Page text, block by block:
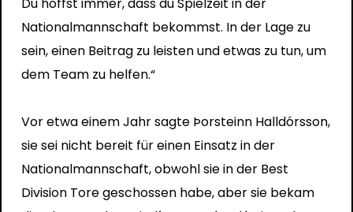
Nationalmannschaft bekommst. In der Lage zu
sein, einen Beitrag zu leisten und etwas zu tun, um
dem Team zu helfen.“
Vor etwa einem Jahr sagte Þorsteinn Halldórsson,
sie sei nicht bereit für einen Einsatz in der
Nationalmannschaft, obwohl sie in der Best
Division Tore geschossen habe, aber sie bekam